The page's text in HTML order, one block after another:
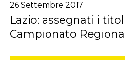
26 Settembre 2017
Lazio: assegnati i
Campionato